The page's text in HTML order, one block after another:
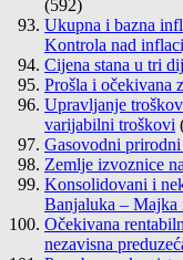
(592)
Ukupna i bazna
Kontrola nad
Cijena stana u tri
Prošla i očekivana
Upravljanje
varijabilni troškovi
Gasovodni
Zemlje izvoznice
Konsolidovani i
Banjaluka – Majka
Očekivana
nezavisna